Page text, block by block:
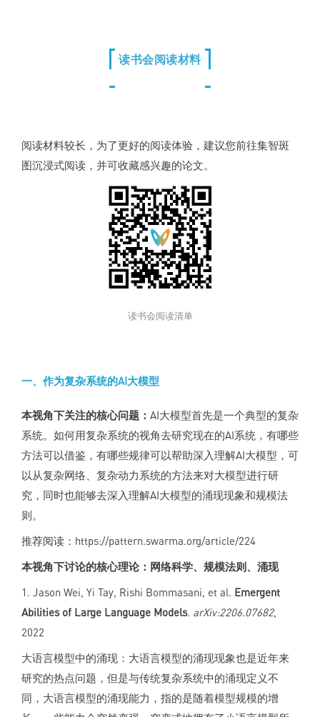
读书会阅读材料
阅读材料较长，为了更好的阅读体验，建议您前往集智斑
图沉浸式阅读，并可收藏感兴趣的论文。
读书会阅读清单
一、作为复杂系统的AI大模型
本视角下关注的核心问题： AI大模型首先是一个典型的复杂
系统。如何用复杂系统的视角去研究现在的AI系统，有哪些
方法可以借鉴，有哪些规律可以帮助深入理解AI大模型，可
以从复杂网络、复杂动力系统的方法来对大模型进行研
究，同时也能够去深入理解AI大模型的涌现现象和规模法
则。
推荐阅读：https://pattern.swarma.org/article/224
本视角下讨论的核心理论：网络科学、规模法则、涌现
1. Jason Wei, Yi Tay, Rishi Bommasani, et al. Emergent
Abilities of Large Language Models. arXiv:2206.07682,
2022
大语言模型中的涌现：大语言模型的涌现现象也是近年来
研究的热点问题，但是与传统复杂系统中的涌现定义不
同，大语言模型的涌现能力，指的是随着模型规模的增